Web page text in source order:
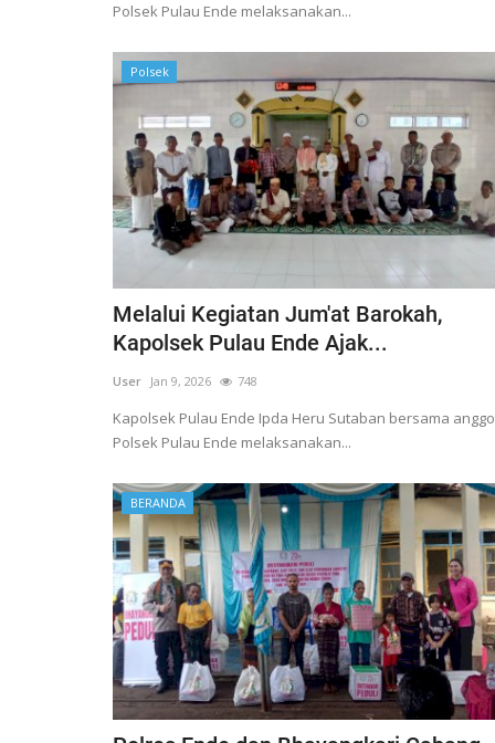
Polsek Pulau Ende melaksanakan...
Polsek
Melalui Kegiatan Jum'at Barokah,
Kapolsek Pulau Ende Ajak...
User Jan 9, 2026 748
Kapolsek Pulau Ende Ipda Heru Sutaban bersama
Polsek Pulau Ende melaksanakan...
BERANDA